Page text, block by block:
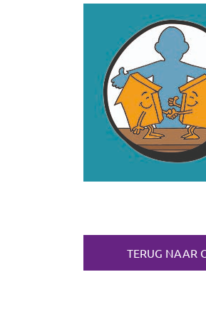
TERUG NAAR